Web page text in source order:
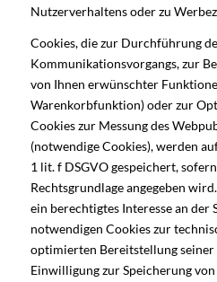
Nutzerverhaltens oder zu
Cookies, die zur Durchführung
Kommunikationsvorgangs, zur
von Ihnen erwünschter
Warenkorbfunktion) oder zur
Cookies zur Messung des
(notwendige Cookies), werden
1 lit. f DSGVO gespeichert,
Rechtsgrundlage angegeben
ein berechtigtes Interesse an der
notwendigen Cookies zur
optimierten Bereitstellung seiner
Einwilligung zur Speicherung